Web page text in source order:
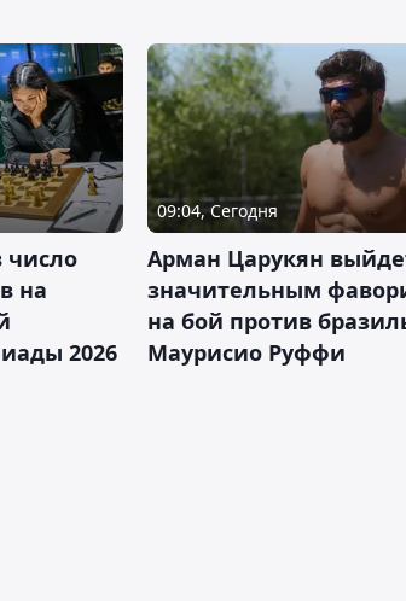
число
на
2026
09:04, Сегодня
Арман Царукян
значительным
на бой против
Маурисио Руффи